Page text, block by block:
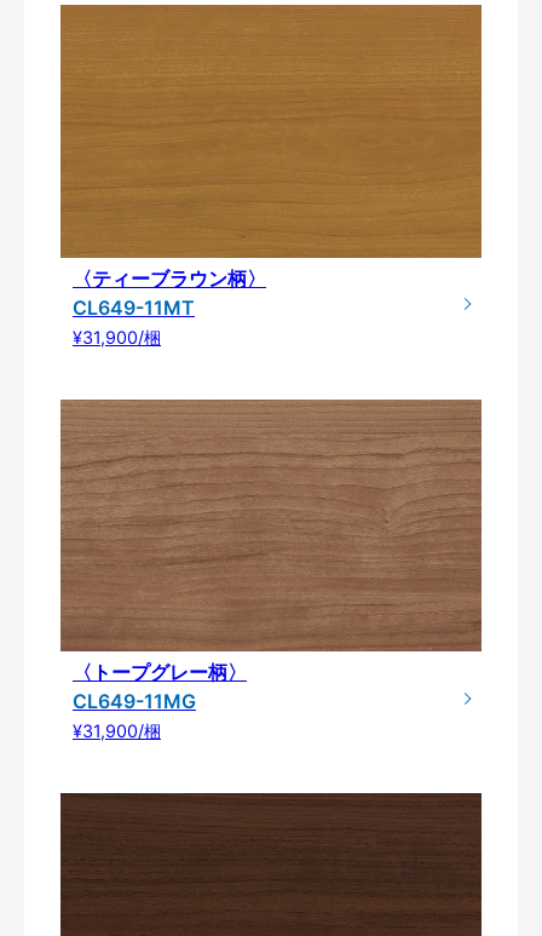
〈ティーブラウン柄〉
CL649-11MT
¥31,900/梱
〈トープグレー柄〉
CL649-11MG
¥31,900/梱